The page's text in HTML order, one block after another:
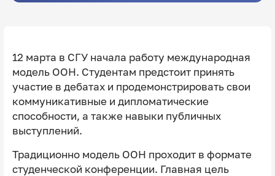
12 марта в СГУ начала работу международная
модель ООН. Студентам предстоит принять
участие в дебатах и продемонстрировать свои
коммуникативные и дипломатические
способности, а также навыки публичных
выступлений.
Традиционно модель ООН проходит в формате
студенческой конференции. Главная цель